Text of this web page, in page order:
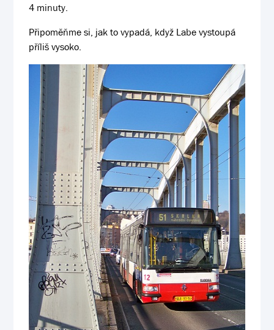
4 minuty.
Připoměňme si, jak to vypadá, když Labe vystoupá
příliš vysoko.